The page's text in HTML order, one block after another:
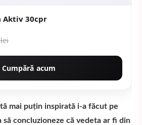
Aktiv 30cpr
Cumpără acum
mai puțin inspirată i-a făcut pe
concluzioneze că vedeta ar fi din